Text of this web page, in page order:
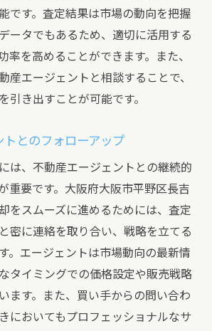
です。査定結果は市場の動向を把握
ータでもあるため、適切に活用する
率を高めることができます。また、
産エージェントと相談することで、
引き出すことが可能です。
とのフォローアップ
は、不動産エージェントとの継続的
重要です。大阪府大阪市平野区長吉
をスムーズに進めるためには、査定
密に連絡を取り合い、戦略を立てる
。エージェントは市場動向の最新情
タイミングでの価格設定や販売戦略
ます。また、買い手からの問い合わ
においてもプロフェッショナルなサ